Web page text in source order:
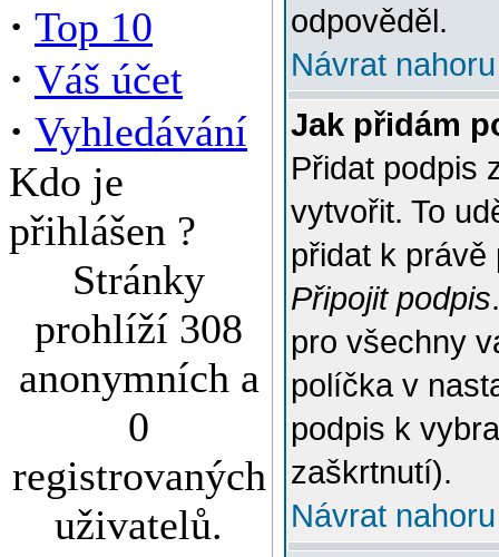
· Top 10
· Váš účet
· Vyhledávání
Kdo je
přihlášen ?
Stránky
prohlíží 308
anonymních a
0
registrovaných
uživatelů.
odpověděl.
Návrat nahoru
Jak přidám
Přidat podpis
vytvořit. To
přidat k
Připojit podpis
pro všechny
políčka v
podpis k
zaškrtnutí).
Návrat nahoru